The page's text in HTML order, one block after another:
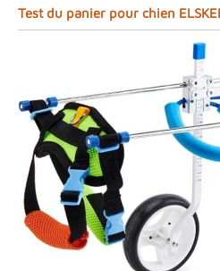
Test du panier pour chien